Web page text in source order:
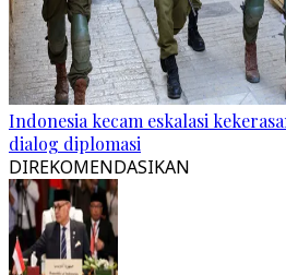
Indonesia kecam eskalasi
dialog diplomasi
DIREKOMENDASIKAN